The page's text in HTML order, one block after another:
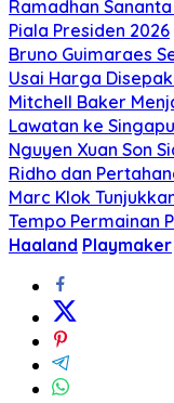
Ramadhan
Piala Presiden 2026
Bruno Guimaraes
Usai Harga
Mitchell Baker
Lawatan ke
Nguyen Xuan Son
Ridho dan
Marc Klok
Tempo Permainan
Haaland Playmaker